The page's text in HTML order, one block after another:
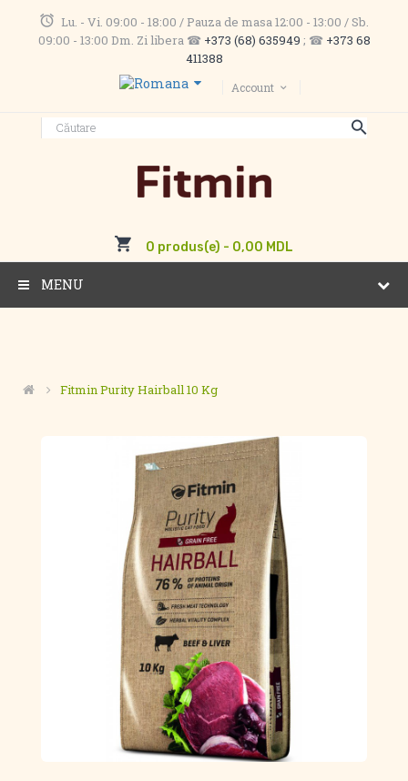
Lu. - Vi. 09:00 - 18:00 / Pauza de masa 12:00 - 13:00 / Sb.
09:00 - 13:00 Dm. Zi libera ☎ +373 (68) 635949 ; ☎ +373 68
411388
Account
0 produs(e) - 0,00 MDL
MENU
Fitmin Purity Hairball 10 Kg